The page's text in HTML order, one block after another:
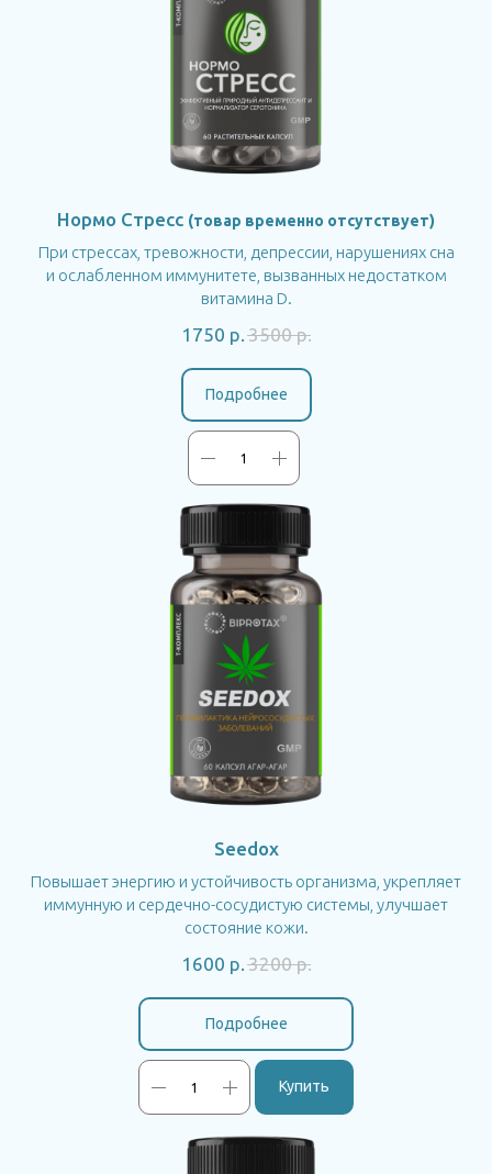
Нормо Стресс (товар временно отсутствует)
При стрессах, тревожности, депрессии, нарушениях сна
и ослабленном иммунитете, вызванных недостатком
витамина D.
1750 р.3500 р.
Подробнее
Seedox
Повышает энергию и устойчивость организма, укрепляет
иммунную и сердечно-сосудистую системы, улучшает
состояние кожи.
1600 р.3200 р.
Подробнее
Купить